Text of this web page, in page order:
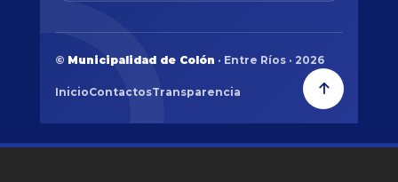
© Municipalidad de Colón · Entre Ríos · 2026
InicioContactosTransparencia